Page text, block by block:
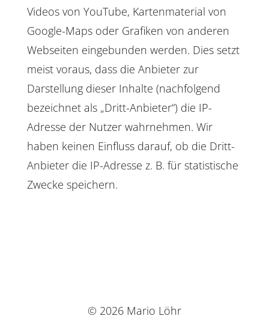
Videos von YouTube, Kartenmaterial von
Google-Maps oder Grafiken von anderen
Webseiten eingebunden werden. Dies setzt
meist voraus, dass die Anbieter zur
Darstellung dieser Inhalte (nachfolgend
bezeichnet als „Dritt-Anbieter“) die IP-
Adresse der Nutzer wahrnehmen. Wir
haben keinen Einfluss darauf, ob die Dritt-
Anbieter die IP-Adresse z. B. für statistische
Zwecke speichern.
© 2026 Mario Löhr